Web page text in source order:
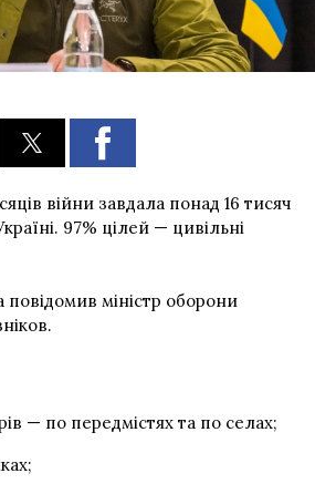
війни завдала понад 16 тисяч
97% цілей — цивільні
міністр оборони
— по передмістях та по селах;